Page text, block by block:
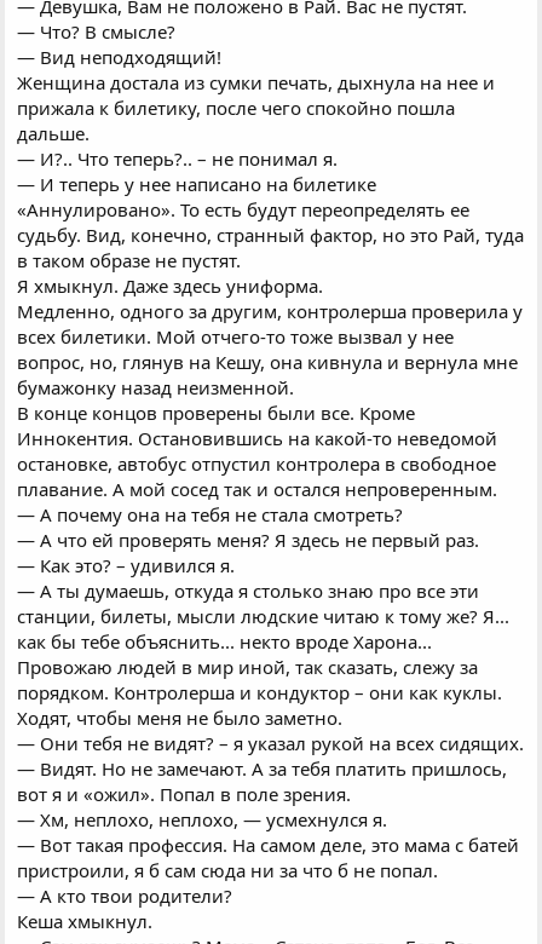
— Девушка, Вам не положено в Рай. Вас не пустят.
— Что? В смысле?
— Вид неподходящий!
Женщина достала из сумки печать, дыхнула на нее и
прижала к билетику, после чего спокойно пошла
дальше.
— И?.. Что теперь?.. – не понимал я.
— И теперь у нее написано на билетике
«Аннулировано». То есть будут переопределять ее
судьбу. Вид, конечно, странный фактор, но это Рай, туда
в таком образе не пустят.
Я хмыкнул. Даже здесь униформа.
Медленно, одного за другим, контролерша проверила у
всех билетики. Мой отчего-то тоже вызвал у нее
вопрос, но, глянув на Кешу, она кивнула и вернула мне
бумажонку назад неизменной.
В конце концов проверены были все. Кроме
Иннокентия. Остановившись на какой-то неведомой
остановке, автобус отпустил контролера в свободное
плавание. А мой сосед так и остался непроверенным.
— А почему она на тебя не стала смотреть?
— А что ей проверять меня? Я здесь не первый раз.
— Как это? – удивился я.
— А ты думаешь, откуда я столько знаю про все эти
станции, билеты, мысли людские читаю к тому же? Я...
как бы тебе объяснить... некто вроде Харона...
Провожаю людей в мир иной, так сказать, слежу за
порядком. Контролерша и кондуктор – они как куклы.
Ходят, чтобы меня не было заметно.
— Они тебя не видят? – я указал рукой на всех сидящих.
— Видят. Но не замечают. А за тебя платить пришлось,
вот я и «ожил». Попал в поле зрения.
— Хм, неплохо, неплохо, — усмехнулся я.
— Вот такая профессия. На самом деле, это мама с батей
пристроили, я б сам сюда ни за что б не попал.
— А кто твои родители?
Кеша хмыкнул.